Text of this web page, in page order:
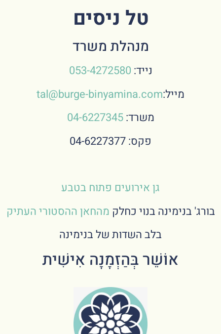
טל ניסים
מנהלת משרד
נייד: 053-4272580
מייל:tal@burge-binyamina.com
משרד:04-6227345
פקס: 04-6227377
גן אירועים פתוח בטבע
בורג' בנימינה בנוי כחלק מהחאן ההסטורי העתיק
בלב השדות של בנימינה
אוֹשֵׁר בְּהַזְמָנָה אִישִׁית